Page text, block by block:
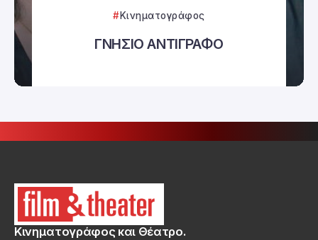
Κινηματογράφος
ΓΝΗΣΙΟ ΑΝΤΙΓΡΑΦΟ
Κινηματογράφος και Θέατρο.